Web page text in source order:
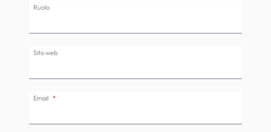
Ruolo
Sito web
Email